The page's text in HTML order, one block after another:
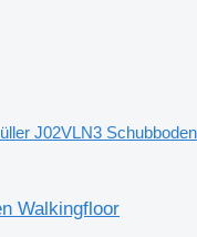
J02VLN3 Schubboden
Walkingfloor